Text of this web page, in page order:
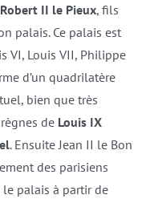
Robert II le Pieux, fils
palais. Ce palais est
VI, Louis VII, Philippe
d’un quadrilatère
bien que très
de Louis IX
. Ensuite Jean II le Bon
des parisiens
palais à partir de